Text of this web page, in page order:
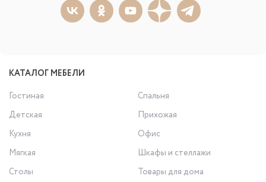
КАТАЛОГ МЕБЕЛИ
Гостиная
Спальня
Детская
Прихожая
Кухня
Офис
Мягкая
Шкафы и стеллажи
Столы
Товары для дома